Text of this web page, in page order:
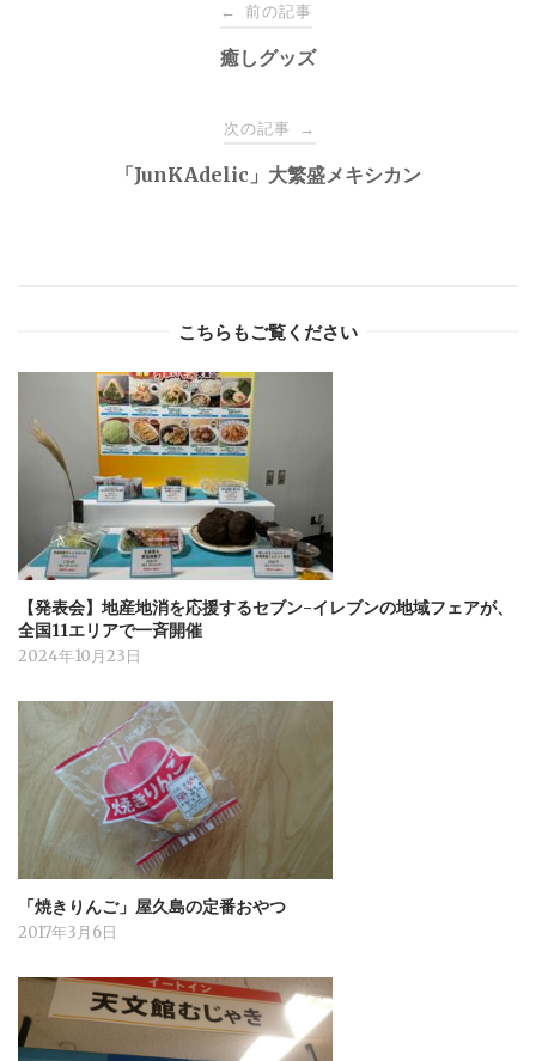
← 前の記事
癒しグッズ
次の記事 →
「JunKAdelic」大繁盛メキシカン
こちらもご覧ください
【発表会】地産地消を応援するセブン-イレブンの地域フェアが、
全国11エリアで一斉開催
2024年10月23日
「焼きりんご」屋久島の定番おやつ
2017年3月6日